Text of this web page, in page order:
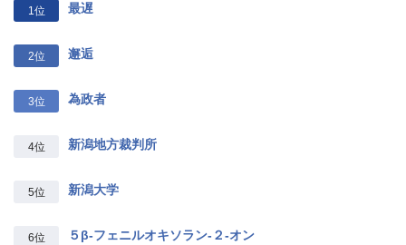
1位 最遅
2位 邂逅
3位 為政者
4位 新潟地方裁判所
5位 新潟大学
6位 ５β‐フェニルオキソラン‐２‐オン